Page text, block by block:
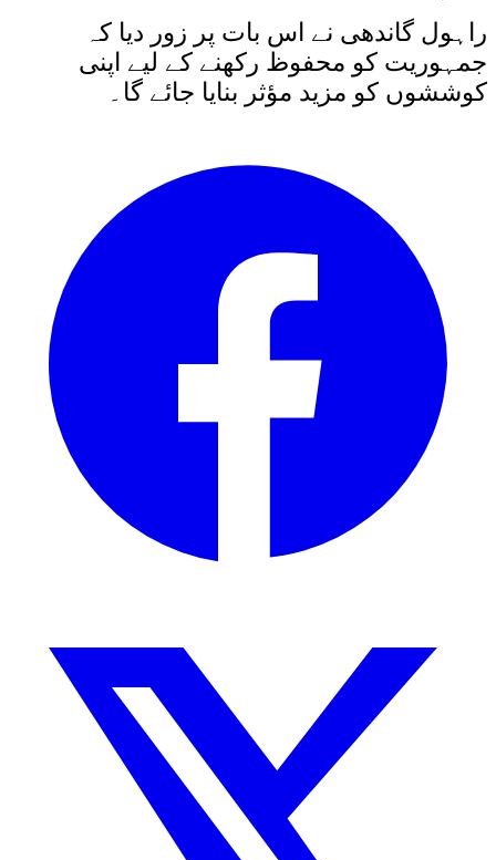
راہول گاندھی نے اس بات پر زور دیا کہ
جمہوریت کو محفوظ رکھنے کے لیے اپنی
کوششوں کو مزید مؤثر بنایا جائے گا۔